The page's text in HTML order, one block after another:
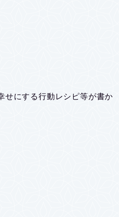
せにする行動レシピ等が書か